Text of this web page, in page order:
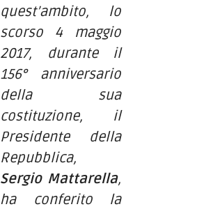
quest’ambito, lo
scorso 4 maggio
2017, durante il
156° anniversario
della sua
costituzione, il
Presidente della
Repubblica,
Sergio Mattarella,
ha conferito la